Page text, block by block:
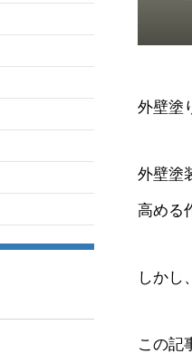
外壁塗
外壁塗
高める
しかし
この記